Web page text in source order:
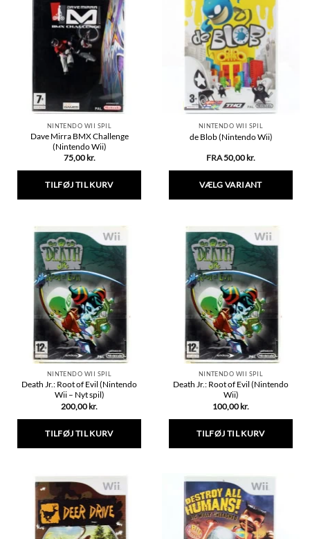
NINTENDO WII SPIL
Dave Mirra BMX Challenge
(Nintendo Wii)
75,00 kr.
TILFØJ TIL KURV
NINTENDO WII SPIL
de Blob (Nintendo Wii)
FRA50,00 kr.
VÆLG VARIANT
har
flere
varianter.
Mulighederne
kan
vælges
på
varesiden
NINTENDO WII SPIL
Death Jr.: Root of Evil (Nintendo
Wii – Nyt spil)
200,00 kr.
TILFØJ TIL KURV
NINTENDO WII SPIL
Death Jr.: Root of Evil (Nintendo
Wii)
100,00 kr.
TILFØJ TIL KURV